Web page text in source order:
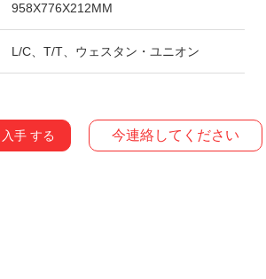
958X776X212MM
L/C、T/T、ウェスタン・ユニオン
手 する 今連絡してください